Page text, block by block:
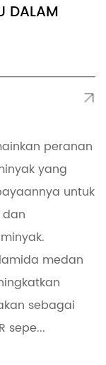
DALAM
peranan
yang
untuk
medan
sebagai
sepe...